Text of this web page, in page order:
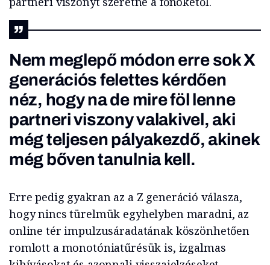
Nem meglepő módon erre sok X
generációs felettes kérdően
néz, hogy na de mire föl lenne
partneri viszony valakivel, aki
még teljesen pályakezdő, akinek
még bőven tanulnia kell.
Erre pedig gyakran az a Z generáció válasza,
hogy nincs türelmük egyhelyben maradni, az
online tér impulzusáradatának köszönhetően
romlott a monotóniatűrésük is, izgalmas